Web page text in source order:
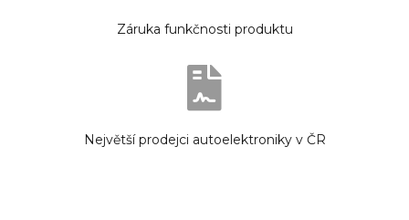
Záruka funkčnosti produktu
Největší prodejci autoelektroniky v ČR